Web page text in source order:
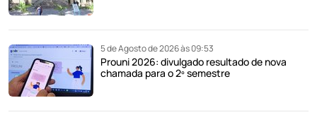
5 de Agosto de 2026 às 09:53
Prouni 2026: divulgado resultado de nova
chamada para o 2º semestre